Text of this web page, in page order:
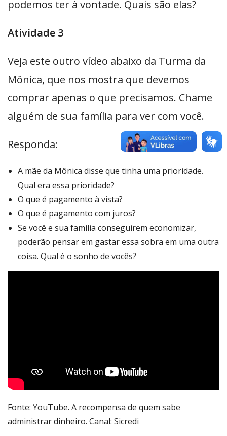
podemos ter à vontade. Quais são elas?
Atividade 3
Veja este outro vídeo abaixo da Turma da
Mônica, que nos mostra que devemos
comprar apenas o que precisamos. Chame
alguém de sua família para ver com você.
Responda:
A mãe da Mônica disse que tinha uma prioridade.
Qual era essa prioridade?
O que é pagamento à vista?
O que é pagamento com juros?
Se você e sua família conseguirem economizar,
poderão pensar em gastar essa sobra em uma outra
coisa. Qual é o sonho de vocês?
Fonte: YouTube. A recompensa de quem sabe
administrar dinheiro. Canal: Sicredi